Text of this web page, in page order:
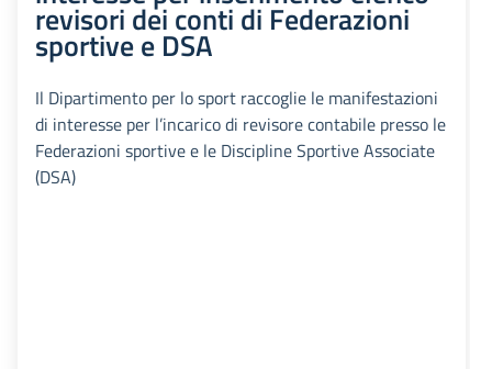
revisori dei conti di Federazioni
sportive e DSA
Il Dipartimento per lo sport raccoglie le manifestazioni
di interesse per l’incarico di revisore contabile presso le
Federazioni sportive e le Discipline Sportive Associate
(DSA)